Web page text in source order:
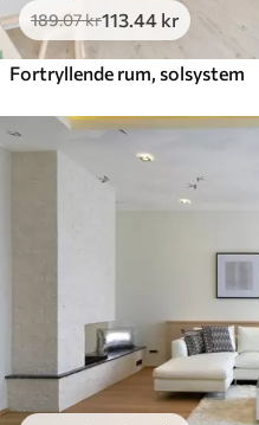
189.07kr113.44 kr
Fortryllende rum, solsystem